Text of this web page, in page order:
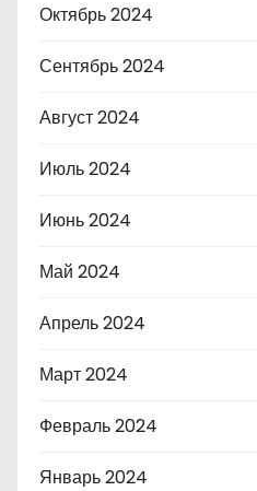
Октябрь 2024
Сентябрь 2024
Август 2024
Июль 2024
Июнь 2024
Май 2024
Апрель 2024
Март 2024
Февраль 2024
Январь 2024